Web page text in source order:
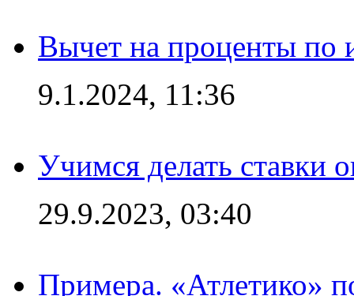
Вычет на проценты по
9.1.2024, 11:36
Учимся делать ставки
29.9.2023, 03:40
Примера. «Атлетико»